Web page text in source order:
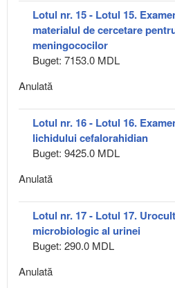
Lotul nr. 15 - Lotul 15.
materialul de cercetare
meningococilor
Buget: 7153.0 MDL
Anulată
Lotul nr. 16 - Lotul 16.
lichidului cefalorahidian
Buget: 9425.0 MDL
Anulată
Lotul nr. 17 - Lotul 17.
microbiologic al urinei
Buget: 290.0 MDL
Anulată